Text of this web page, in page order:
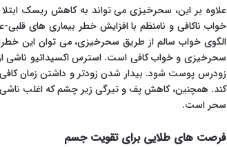
علاوه بر این، سحرخیزی می تواند به کاهش ریسک
الگوی خواب سالم از طریق سحرخیزی، می توان این
سحرخیزی و خواب کافی است. استرس اکسیداتیو ناشی از
زودرس پوست شود. بیدار شدن زودتر و داشتن زمان
کند. همچنین، کاهش پف و تیرگی زیر چشم که اغلب ناشی
سحر است.
فرصت های طلایی برای تقویت جسم